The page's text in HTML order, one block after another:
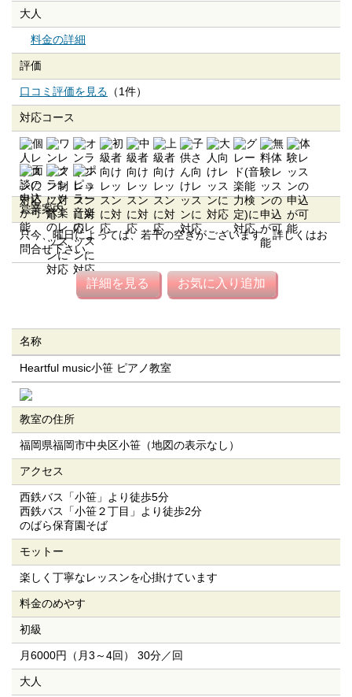
大人
料金の詳細
評価
口コミ評価を見る （1件）
対応コース
営業案内
只今、曜日によっては、若干の空きがございます。詳しくはお
問合せ下さい。
詳細を見る お気に入り追加
名称
Heartful music小笹 ピアノ教室
教室の住所
福岡県福岡市中央区小笹（地図の表示なし）
アクセス
西鉄バス「小笹」より徒歩5分
西鉄バス「小笹２丁目」より徒歩2分
のばら保育園そば
モットー
楽しく丁寧なレッスンを心掛けています
料金のめやす
初級
月6000円（月3～4回） 30分／回
大人